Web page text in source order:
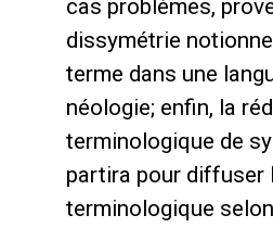
cas problèmes,
dissymétrie
terme dans une
néologie; enfin, la
terminologique de
partira pour diffuser
terminologique